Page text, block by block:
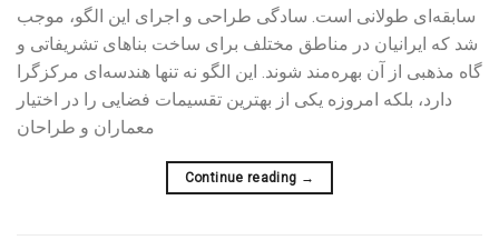
سابقه‌ای طولانی است. سادگی طراحی و اجرای این الگو، موجب
شد که ایرانیان در مناطق مختلف برای ساخت بناهای تشریفاتی و
گاه مذهبی از آن بهره‌مند شوند. این الگو نه تنها هندسه‌ای مرکزگرا
دارد، بلکه امروزه یکی از بهترین تقسیمات فضایی را در اختیار
معماران و طراحان
Continue reading →